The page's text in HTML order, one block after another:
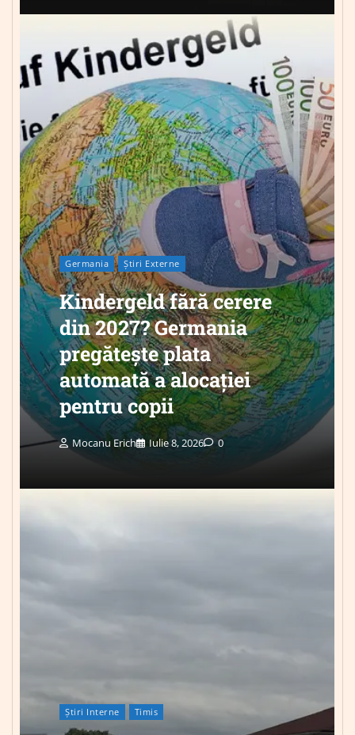
Germania Știri Externe
Kindergeld fără cerere
din 2027? Germania
pregătește plata
automată a alocației
pentru copii
Mocanu Erich Iulie 8, 2026 0
Știri Interne Timis